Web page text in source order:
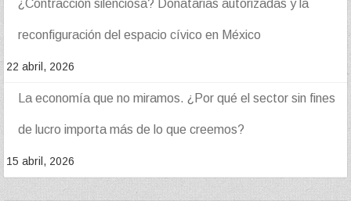
¿Contracción silenciosa? Donatarias autorizadas y la
reconfiguración del espacio cívico en México
22 abril, 2026
La economía que no miramos. ¿Por qué el sector sin fines
de lucro importa más de lo que creemos?
15 abril, 2026